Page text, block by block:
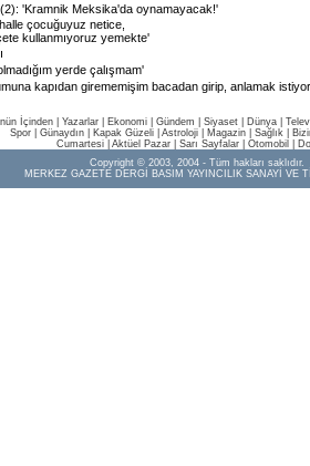
'Kramnik Meksika'da oynamayacak!'
çocuğuyuz netice,
kullanmıyoruz yemekte'
yerde çalışmam'
kapıdan girememişim bacadan girip, anlamak
İçinden Yazarlar Ekonomi Gündem Siyaset Dünya |
Spor
Günaydın Kapak Güzeli Astroloji Magazin Sağlık
Cumartesi| Aktüel Pazar| Sarı Sayfalar| Otomobil
Copyright © 2003, 2004 - Tüm hakları saklıdır.
MERKEZ GAZETE DERGİ BASIM YAYINCILIK SANAYİ VE